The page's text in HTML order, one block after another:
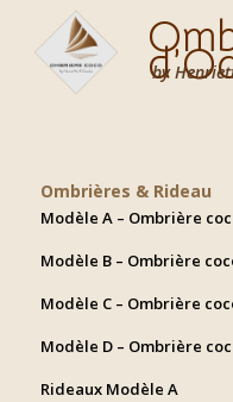
by
Ombrières & Rideau
Modèle A – Ombrière
Modèle B – Ombrière
Modèle C – Ombrière
Modèle D – Ombrière
Rideaux Modèle A